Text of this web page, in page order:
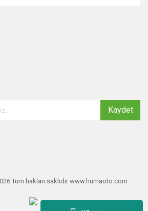
Kaydet
Tüm hakları saklıdır www.humaoto.com